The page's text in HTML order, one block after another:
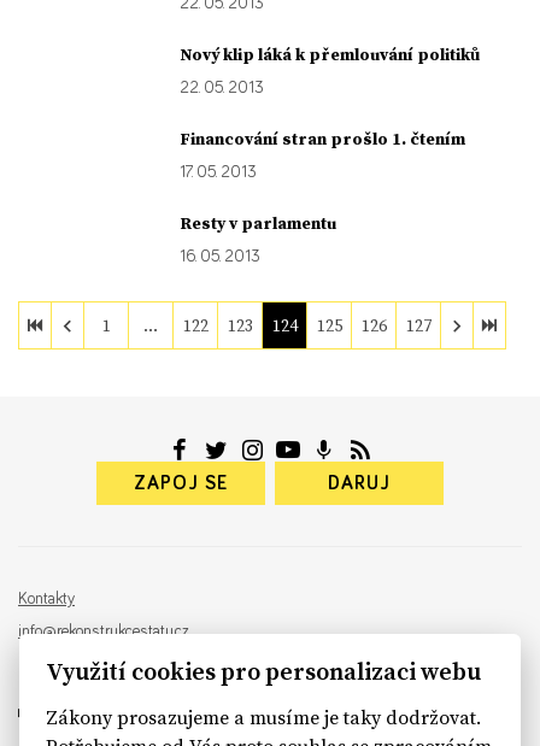
Nový klip láká k přemlouvání politiků
22. 05. 2013
Financování stran prošlo 1. čtením
17. 05. 2013
Resty v parlamentu
16. 05. 2013
1 … 122 123 124 125 126 127
ZAPOJ SE DARUJ
Kontakty
info@rekonstrukcestatu.cz
Návrh a vývoj: Sinfin , ilustrace:
Využití cookies pro personalizaci webu
Zákony prosazujeme a musíme je taky dodržovat.